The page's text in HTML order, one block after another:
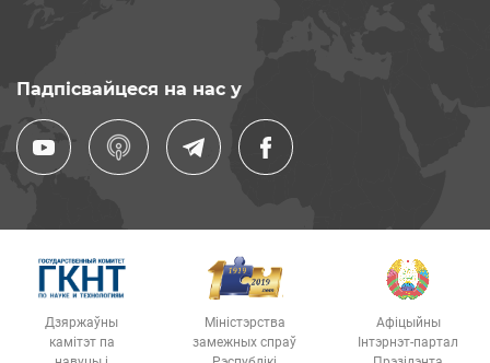
Падпісвайцеся на нас у
Дзяржаўны
камітэт па
Міністэрства
замежных спраў
Афіцыйны
Інтэрнэт-партал